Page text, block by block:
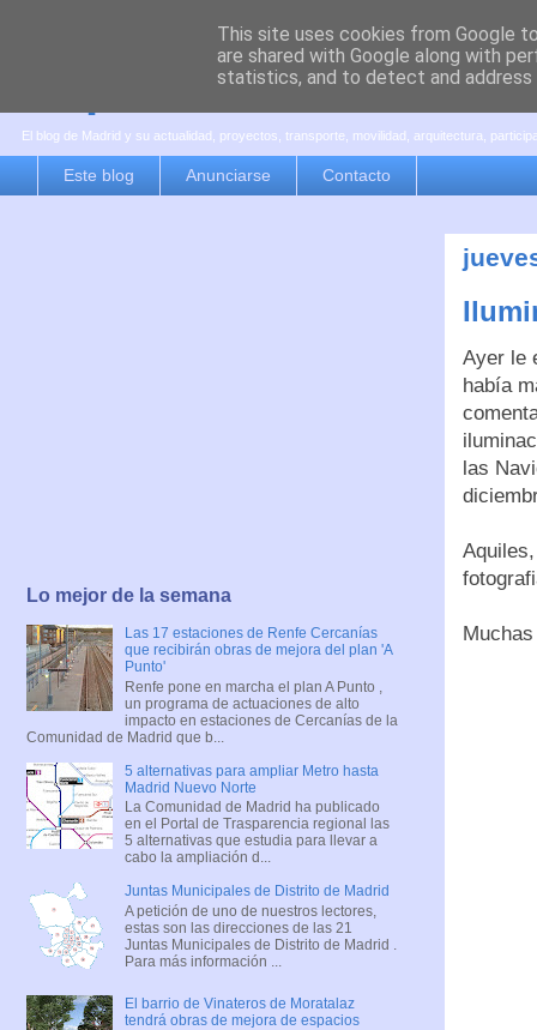
es por madrid
El blog de Madrid y su actualidad, proyectos, transporte, movilidad, arquitectura,
Este blog Anunciarse Contacto
Ayer le
había
las
Lo mejor de la semana
Las 17 estaciones de Renfe Cercanías
que recibirán obras de mejora del plan 'A
Punto'
Renfe pone en marcha el plan A Punto ,
un programa de actuaciones de alto
impacto en estaciones de Cercanías de la
Comunidad de Madrid que b...
5 alternativas para ampliar Metro hasta
Madrid Nuevo Norte
La Comunidad de Madrid ha publicado
en el Portal de Trasparencia regional las
5 alternativas que estudia para llevar a
cabo la ampliación d...
Juntas Municipales de Distrito de Madrid
A petición de uno de nuestros lectores,
estas son las direcciones de las 21
Juntas Municipales de Distrito de Madrid .
Para más información ...
El barrio de Vinateros de Moratalaz
tendrá obras de mejora de espacios
This site uses cookies from Google
are shared with Google along with
statistics, and to detect and address